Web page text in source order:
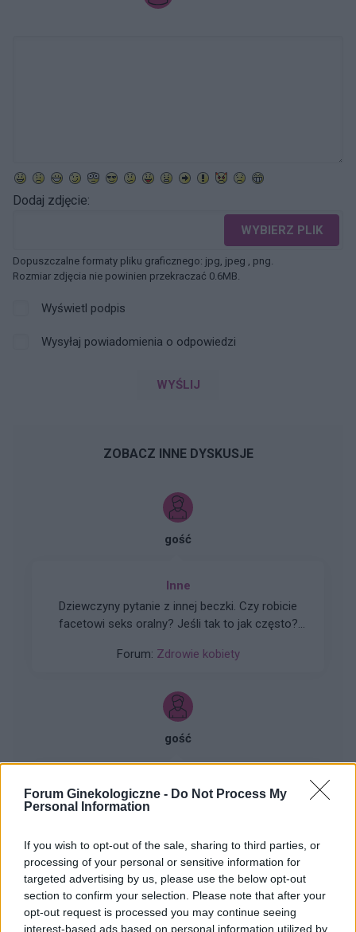
Forum Ginekologiczne - Do Not Process My
Personal Information
If you wish to opt-out of the sale, sharing to third parties, or
processing of your personal or sensitive information for
targeted advertising by us, please use the below opt-out
section to confirm your selection. Please note that after your
opt-out request is processed you may continue seeing
interest-based ads based on personal information utilized by
Dodaj zdjęcie:
WYBIERZ PLIK
Dopuszczalne formaty pliku graficznego: jpg, jpeg , png.
Rozmiar zdjęcia nie powinien przekraczać 0.6MB.
Wyświetl podpis
Wysyłaj powiadomienia o odpowiedzi
WYŚLIJ
ZOBACZ INNE DYSKUSJE
gość
Inne
Dziewczyny pytanie z innej beczki. Czy robicie
facetowi seks oralny? Jeśli tak to jak często?
robić? Czy to normalne że facet robi ruchy jak
Forum: Zdrowie kobiety
gość
Cześć. Czy któraś z Was ma problem z camel
wżynających się spodniach? Dla mnie bardzo!
Macie jakies prosimy jak zasłonić ten
nieestetyczne defekt? Wiem ze to ciało i każda
pusia wygląda inaczej i nie jak u Barbie ale
najzwyczajniej w świecie sie tego bardzo
wstydzę.
Forum:Zdrowie kobiety